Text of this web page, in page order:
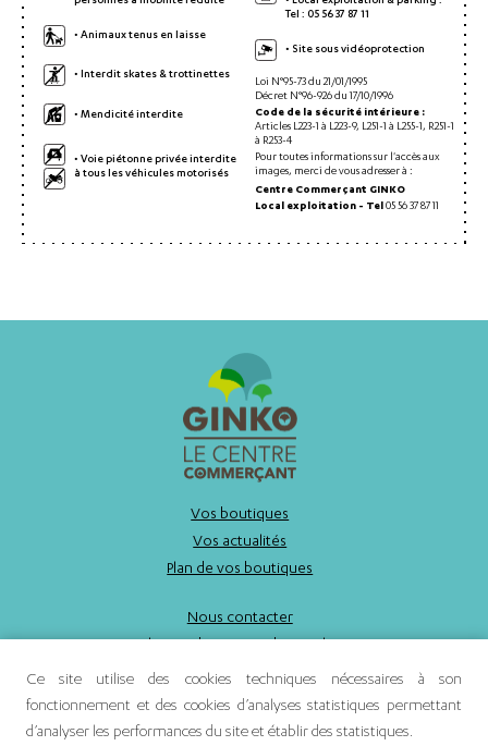
• Animaux tenus en laisse
• Interdit skates & trottinettes
• Mendicité interdite
• Voie piétonne privée interdite
à tous les véhicules motorisés
Tel : 05 56 37 87 11
• Site sous vidéoprotection
Loi N°95-73 du 21/01/1995
Décret N°96-926 du 17/10/1996
Code de la sécurité intérieure :
Articles L223-1 à L223-9, L251-1 à L255-1, R251-1
à R253-4
Pour toutes informations sur l'accès aux
images, merci de vous adresser à :
Centre Commerçant GINKO
Local exploitation - Tel05 56 37 87 11
Vos boutiques
Vos actualités
Plan de vos boutiques
Nous contacter
Mentions légales
Ce site utilise des cookies techniques nécessaires à son
fonctionnement et des cookies d’analyses statistiques permettant
d’analyser les performances du site et établir des statistiques.